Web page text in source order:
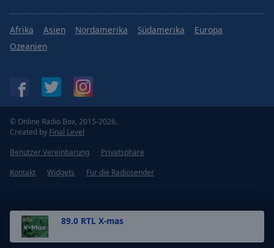
89.0 RTL X-mas
Afrika Asien Nordamerika Südamerika
Europa
Ozeanien
© Online Radio Box, 2015-2026.
Created by Final Level
Benutzer Vereinbarung
Privatsphäre
Kontakt
Widgets Für die Radiosender